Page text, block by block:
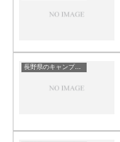
長野県のキャンプ場一覧